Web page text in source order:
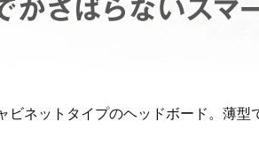
ビネットタイプのヘッドボード。薄